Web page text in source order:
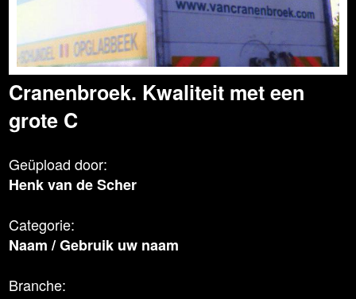
Cranenbroek. Kwaliteit met een
grote C
Geüpload door:
Henk van de Scher
Categorie:
Naam /Gebruik uw naam
Branche: